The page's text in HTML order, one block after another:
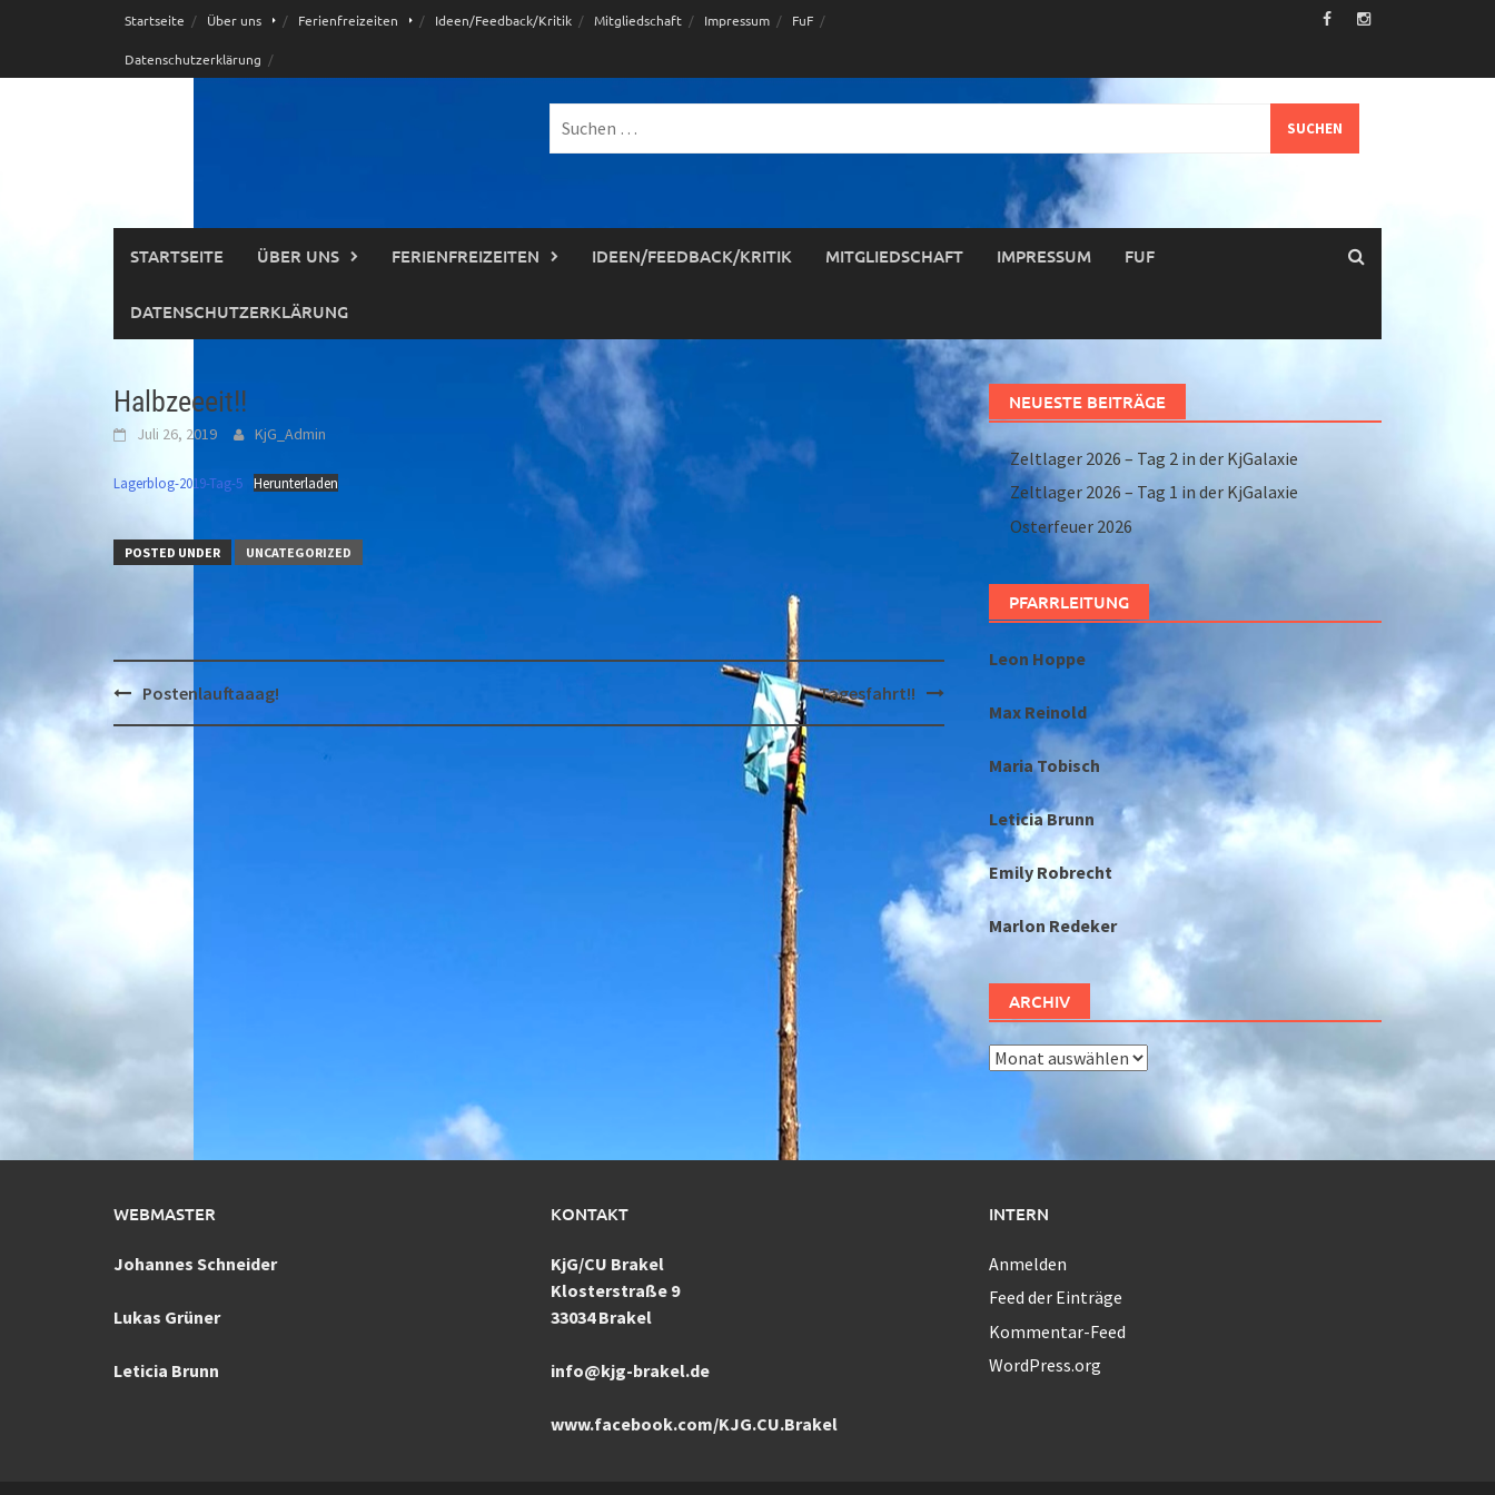
Startseite Über uns Ferienfreizeiten Ideen/Feedback/Kritik Mitgliedschaft Impressum FuF
Datenschutzerklärung
nach:
STARTSEITE ÜBER UNS FERIENFREIZEITEN IDEEN/FEEDBACK/KRITIK MITGLIEDSCHAFT IMPRESSUM FUF
DATENSCHUTZERKLÄRUNG
Halbzeeeit!!
Juli 26, 2019 KjG_Admin
Lagerblog-2019-Tag-5 Herunterladen
POSTED UNDER UNCATEGORIZED
Post
navigation
Postenlauftaaag! Tagesfahrt!!
NEUESTE BEITRÄGE
Zeltlager 2026 – Tag 2 in der KjGalaxie
Zeltlager 2026 – Tag 1 in der KjGalaxie
Osterfeuer 2026
PFARRLEITUNG
Leon Hoppe
Max Reinold
Maria Tobisch
Leticia Brunn
Emily Robrecht
Marlon Redeker
ARCHIV
Archiv
WEBMASTER
Johannes Schneider
Lukas Grüner
Leticia Brunn
KONTAKT
KjG/CU Brakel
Klosterstraße 9
33034 Brakel
info@kjg-brakel.de
www.facebook.com/KJG.CU.Brakel
INTERN
Anmelden
Feed der Einträge
Kommentar-Feed
WordPress.org